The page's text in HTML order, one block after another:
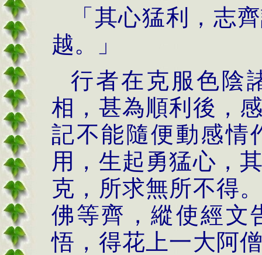
「其心猛利，志
越。」
行者在克服色陰
相，甚為順利後，
記不能隨便動感情
用，生起勇猛心，
克，所求無所不得
佛等齊，縱使經文
悟，得花上一大阿